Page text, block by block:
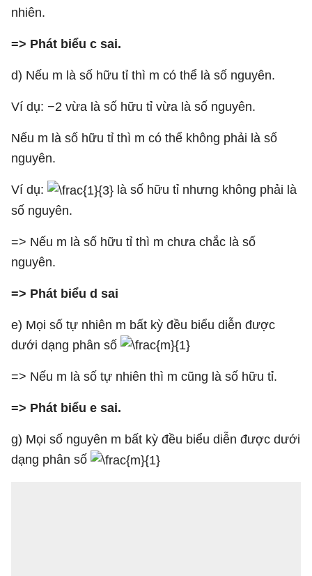
nhiên.
=> Phát biểu c sai.
d) Nếu m là số hữu tỉ thì m có thể là số nguyên.
Ví dụ: −2 vừa là số hữu tỉ vừa là số nguyên.
Nếu m là số hữu tỉ thì m có thể không phải là số
nguyên.
Ví dụ:
là số hữu tỉ nhưng không phải là
số nguyên.
=> Nếu m là số hữu tỉ thì m chưa chắc là số
nguyên.
=> Phát biểu d sai
e) Mọi số tự nhiên m bất kỳ đều biểu diễn được
dưới dạng phân số
=> Nếu m là số tự nhiên thì m cũng là số hữu tỉ.
=> Phát biểu e sai.
g) Mọi số nguyên m bất kỳ đều biểu diễn được dưới
dạng phân số